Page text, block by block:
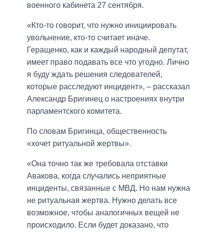
военного кабинета 27 сентября.
«Кто-то говорит, что нужно инициировать
увольнение, кто-то считает иначе.
Геращенко, как и каждый народный депутат,
имеет право подавать все что угодно. Лично
я буду ждать решения следователей,
которые расследуют инцидент», – рассказал
Александр Бригинец о настроениях внутри
парламентского комитета.
По словам Бригинца, общественность
«хочет ритуальной жертвы».
«Она точно так же требовала отставки
Авакова, когда случались неприятные
инциденты, связанные с МВД. Но нам нужна
не ритуальная жертва. Нужно делать все
возможное, чтобы аналогичных вещей не
происходило. Если будет доказано, что